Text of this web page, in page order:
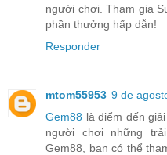
người chơi. Tham gia
phần thưởng hấp dẫn!
Responder
mtom55953 9 de
Gem88 là điểm đến
người chơi những
Gem88, bạn có thể